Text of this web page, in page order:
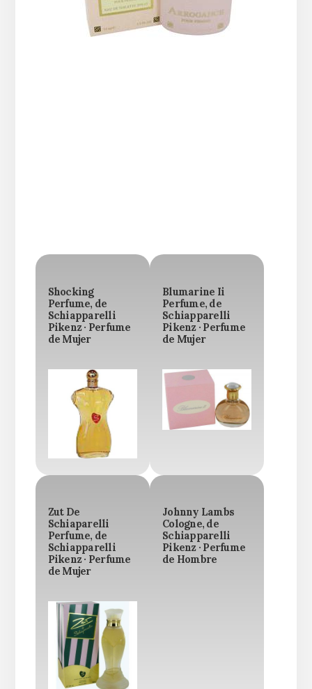
Shocking
Perfume, de
Schiapparelli
Pikenz · Perfume
de Mujer
Blumarine Ii
Perfume, de
Schiapparelli
Pikenz · Perfume
de Mujer
Zut De
Schiaparelli
Perfume, de
Schiapparelli
Pikenz · Perfume
de Mujer
Johnny Lambs
Cologne, de
Schiapparelli
Pikenz · Perfume
de Hombre